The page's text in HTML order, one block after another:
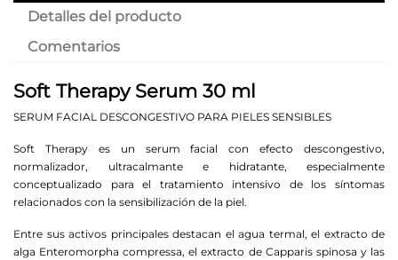
Detalles del producto
Comentarios
Soft Therapy Serum 30 ml
SERUM FACIAL DESCONGESTIVO PARA PIELES SENSIBLES
Soft Therapy es un serum facial con efecto descongestivo,
normalizador, ultracalmante e hidratante, especialmente
conceptualizado para el tratamiento intensivo de los síntomas
relacionados con la sensibilización de la piel.
Entre sus activos principales destacan el agua termal, el extracto de
alga Enteromorpha compressa, el extracto de Capparis spinosa y las